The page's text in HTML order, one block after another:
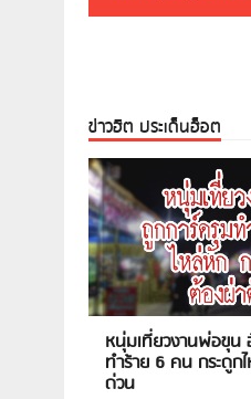
ข่าวฮิต ประเด็นฮ็อต
หนุ่มเที่ยวงานพ่อขุน
ทำร้าย 6 คน กระดู
ด่วน